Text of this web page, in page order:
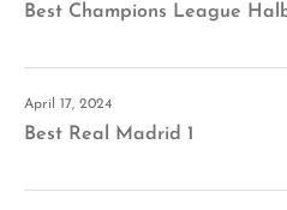
Best Champions League
April 17, 2024
Best Real Madrid 1